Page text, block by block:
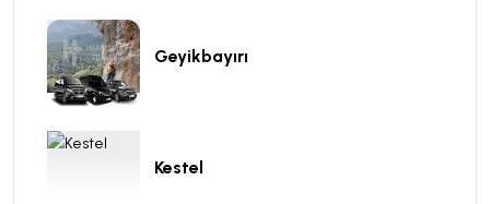
Geyikbayırı
Kestel